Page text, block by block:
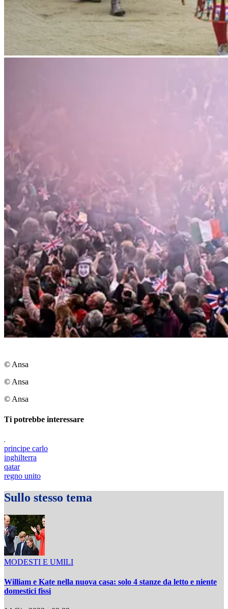
© Ansa
© Ansa
© Ansa
Ti potrebbe interessare
principe carlo
inghilterra
qatar
regno unito
Sullo stesso tema
MODESTI E UMILI
William e Kate nella nuova casa: solo 4 stanze da letto e niente
domestici fissi